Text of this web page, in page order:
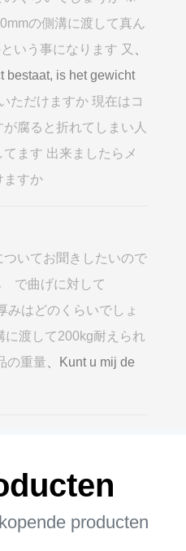
の側溝に渡して真ん
いう事になります 又
bestaat, is het gewicht
ただけますか 現在はコ
腐ると折れてしまい人
ます 出来ましたらメ
ますか
いてお聞きしたいので
で曲げに対して
みはどのくらいでしょ
渡して200kg耐えられ
の重量 、Kunt u mij de
producten